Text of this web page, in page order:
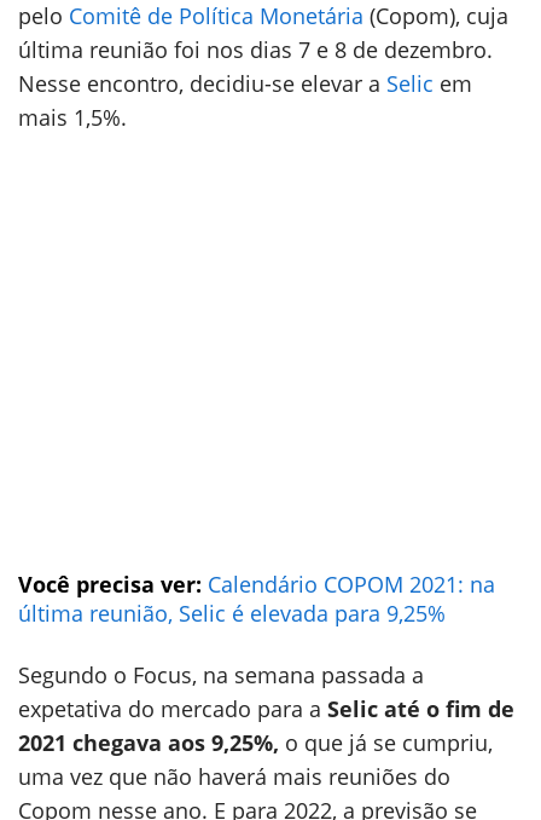
pelo Comitê de Política Monetária (Copom), cuja
última reunião foi nos dias 7 e 8 de dezembro.
Nesse encontro, decidiu-se elevar a Selic em
mais 1,5%.
Você precisa ver: Calendário COPOM 2021: na
última reunião, Selic é elevada para 9,25%
Segundo o Focus, na semana passada a
expetativa do mercado para a Selic até o fim de
2021 chegava aos 9,25%, o que já se cumpriu,
uma vez que não haverá mais reuniões do
Copom nesse ano. E para 2022, a previsão se